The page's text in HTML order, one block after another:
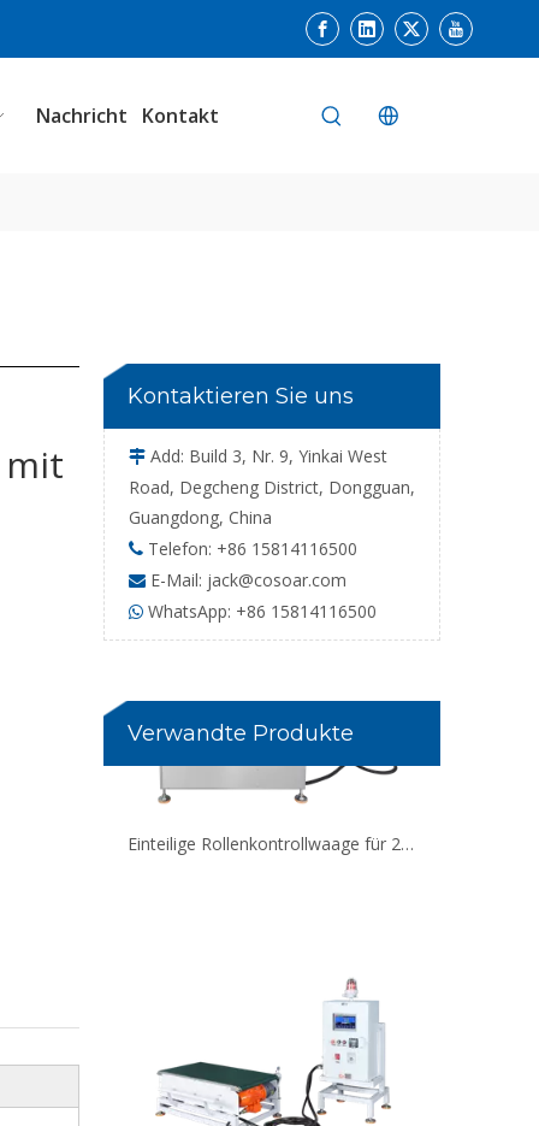
Nachricht Kontakt
Kontaktieren Sie uns
 Add: Build 3, Nr. 9, Yinkai West
Road, Degcheng District, Dongguan,
Guangdong, China
 Telefon: +86 15814116500
 E-Mail: jack@cosoar.com
 WhatsApp: +86 15814116500
Verwandte Produkte
Chemische Hochgeschwindigkeits-Kontrollwaage mit Drucker
Hochleistungs-Kontrollwaage für industrielle Anwendungen